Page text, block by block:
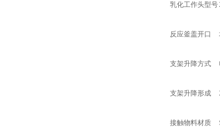
乳化工作头型号
反应釜盖开口
支架升降方式
支架升降形成
接触物料材质